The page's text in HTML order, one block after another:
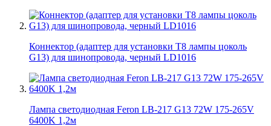
Коннектор (адаптер для установки Т8 лампы цоколь
G13) для шинопровода, черный LD1016
Лампа светодиодная Feron LB-217 G13 72W 175-265V
6400K 1,2м